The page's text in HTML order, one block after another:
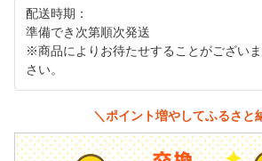
配送時期：
準備でき次第順次発送
※商品によりお待たせすることがござい
さい。
＼ポイント増やしてふるさと